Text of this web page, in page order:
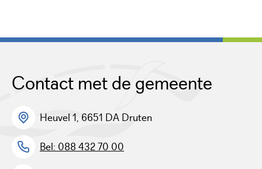
Contact met de gemeente
Heuvel 1, 6651 DA Druten
Bel: 088 432 70 00